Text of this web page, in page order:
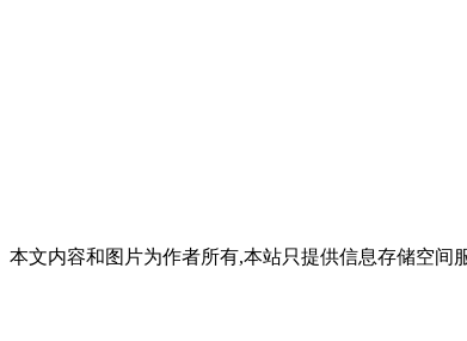
本文内容和图片为作者所有,本站只提供信息存储空间